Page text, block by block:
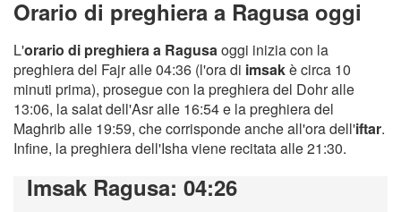
Orario di preghiera a Ragusa oggi
L'orario di preghiera a Ragusaoggi inizia con la
preghiera del Fajr alle 04:36 (l'ora di imsakè circa 10
minuti prima), prosegue con la preghiera del Dohr alle
13:06, la salat dell'Asr alle 16:54 e la preghiera del
Maghrib alle 19:59, che corrisponde anche all'ora dell'iftar.
Infine, la preghiera dell'Isha viene recitata alle 21:30.
Imsak Ragusa: 04:26